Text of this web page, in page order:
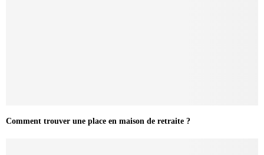
Comment trouver une place en maison de retraite ?